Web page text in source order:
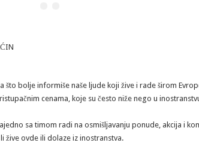
bolje informiše naše ljude koji žive i rade širom
cenama, koje su često niže nego u
sa timom radi na osmišljavanju ponude, akcija i
žive ovde ili dolaze iz inostranstva.